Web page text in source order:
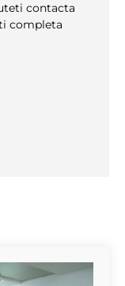
contacta
completa